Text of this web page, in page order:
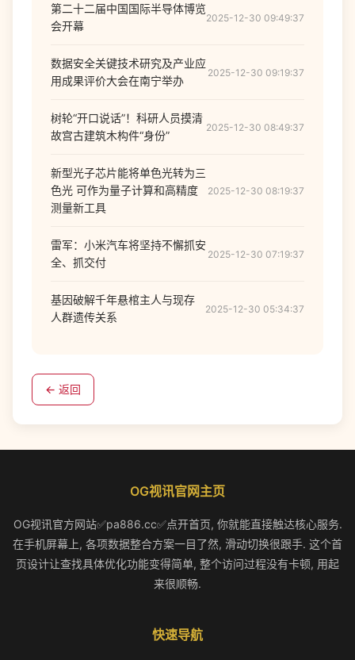
第二十二届中国国际半导体博览
会开幕
2025-12-30 09:49:37
数据安全关键技术研究及产业应
用成果评价大会在南宁举办
2025-12-30 09:19:37
树轮“开口说话”！科研人员摸清
故宫古建筑木构件“身份”
2025-12-30 08:49:37
新型光子芯片能将单色光转为三
色光 可作为量子计算和高精度
测量新工具
2025-12-30 08:19:37
雷军：小米汽车将坚持不懈抓安
全、抓交付
2025-12-30 07:19:37
基因破解千年悬棺主人与现存
人群遗传关系
2025-12-30 05:34:37
← 返回
OG视讯官网主页
OG视讯官方网站✅pa886.cc✅点开首页, 你就能直接触达核心服务.
在手机屏幕上, 各项数据整合方案一目了然, 滑动切换很跟手. 这个首
页设计让查找具体优化功能变得简单, 整个访问过程没有卡顿, 用起
来很顺畅.
快速导航